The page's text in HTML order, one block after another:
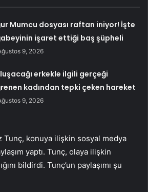
Mumcu dosyası raftan iniyor! İşte
işaret ettiği baş şüpheli
9, 2026
erkekle ilgili gerçeği
kadından tepki çeken hareket
9, 2026
Tunç, konuya ilişkin sosyal medya
yaptı. Tunç, olaya ilişkin
bildirdi. Tunç’un paylaşımı şu